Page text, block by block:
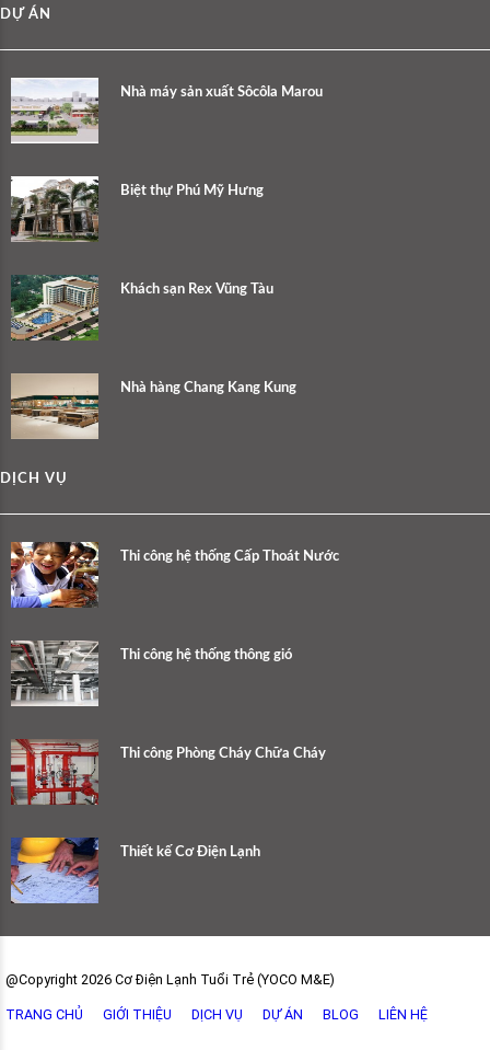
DỰ ÁN
Nhà máy sản xuất Sôcôla Marou
Biệt thự Phú Mỹ Hưng
Khách sạn Rex Vũng Tàu
Nhà hàng Chang Kang Kung
DỊCH VỤ
Thi công hệ thống Cấp Thoát Nước
Thi công hệ thống thông gió
Thi công Phòng Cháy Chữa Cháy
Thiết kế Cơ Điện Lạnh
@Copyright 2026 Cơ Điện Lạnh Tuổi Trẻ (YOCO M&E)
TRANG CHỦ GIỚI THIỆU DỊCH VỤ DỰ ÁN BLOG LIÊN HỆ